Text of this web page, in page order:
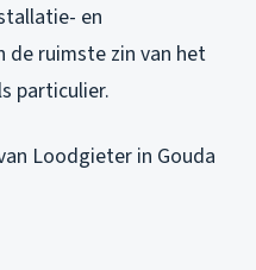
en
de ruimste zin van het
particulier.
Loodgieter in Gouda